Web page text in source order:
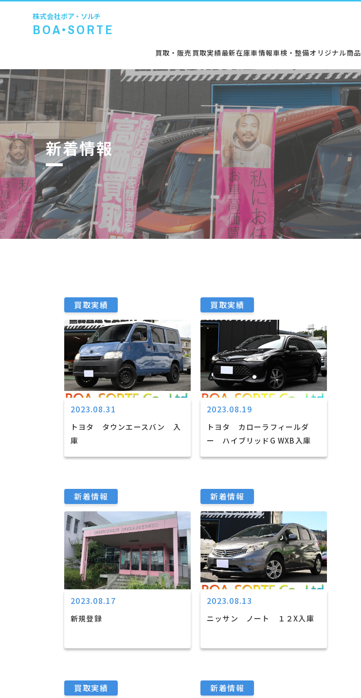
株式会社ボア・ソルチ
BOA•SORTE
買取・販売 買取実績最新在庫車情報車検・整備オリジナル商品
新着情報
買取実績
2023.08.31
トヨタ タウンエースバン 入
庫
買取実績
2023.08.19
トヨタ カローラフィールダ
ー ハイブリッドG WXB入庫
新着情報
2023.08.17
新規登録
新着情報
2023.08.13
ニッサン ノート １２X入庫
買取実績 新着情報